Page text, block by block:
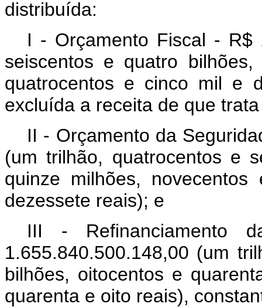
distribuída:
I - Orçamento Fiscal - R$
seiscentos e quatro
quatrocentos e cinco mil e
excluída a receita de que
II - Orçamento da
(um trilhão, quatrocentos e
quinze milhões,
dezessete reais); e
III - Refinanciamento
1.655.840.500.148,00 (um
bilhões, oitocentos e
quarenta e oito reais),